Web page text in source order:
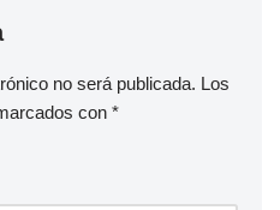
no será publicada. Los
con *